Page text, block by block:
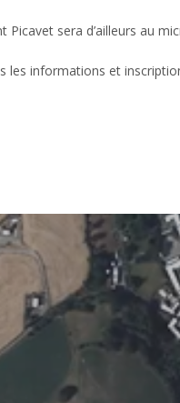
Picavet sera d’ailleurs au
les informations et